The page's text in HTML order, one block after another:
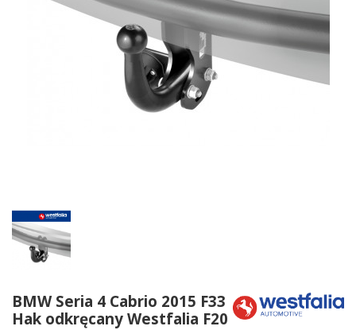
BMW Seria 4 Cabrio 2015 F33
Hak odkręcany Westfalia F20